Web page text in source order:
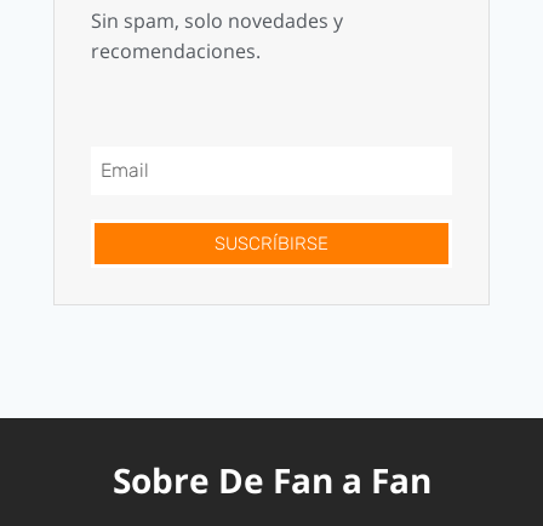
Sin spam, solo novedades y
recomendaciones.
SUSCRÍBIRSE
Sobre De Fan a Fan